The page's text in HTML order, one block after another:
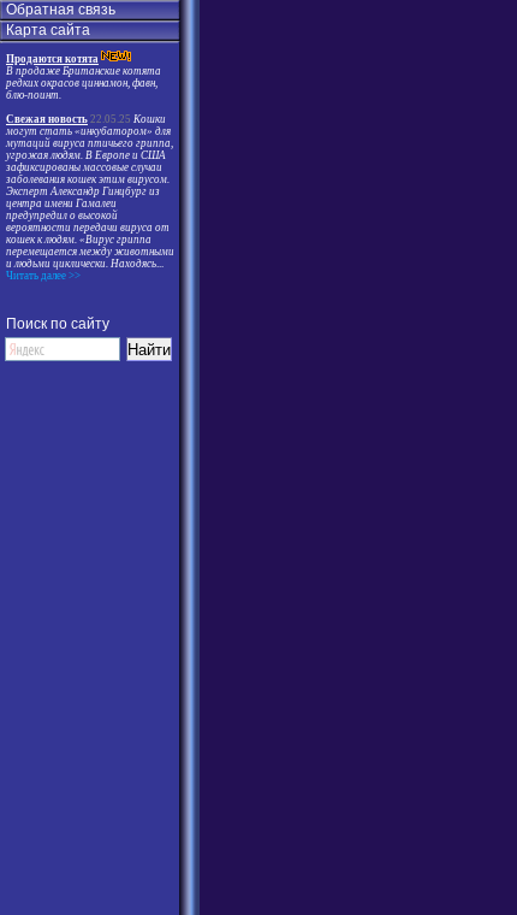
Обратная связь
Карта сайта
Продаются котята
В продаже Британские котята
редких окрасов циннамон, фавн,
блю-поинт.
Свежая новость 22.05.25 Кошки
могут стать «инкубатором» для
мутаций вируса птичьего гриппа,
угрожая людям. В Европе и США
зафиксированы массовые случаи
заболевания кошек этим вирусом.
Эксперт Александр Гинцбург из
центра имени Гамалеи
предупредил о высокой
вероятности передачи вируса от
кошек к людям. «Вирус гриппа
перемещается между животными
и людьми циклически. Находясь...
Читать далее >>
Поиск по сайту